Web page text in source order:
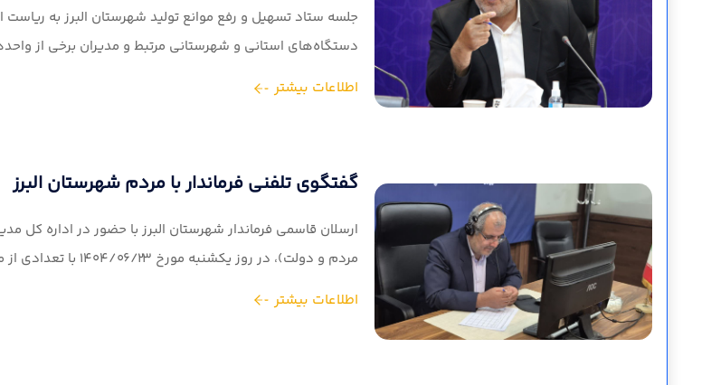
جلسه ستاد تسهیل و رفع موانع تولید شهرستان البرز به ریاست
دستگاه‌های استانی و شهرستانی مرتبط و مدیران برخی از
اطلاعات بیشتر
گفتگوی تلفنی فرماندار با مردم شهرستان البرز
ارسلان قاسمی فرماندار شهرستان البرز با حضور در اداره کل
مردم و دولت)، در روز یکشنبه مورخ ۱۴۰۴/۰۶/۲۳ با تعدادی از مردم شهرستان...
اطلاعات بیشتر